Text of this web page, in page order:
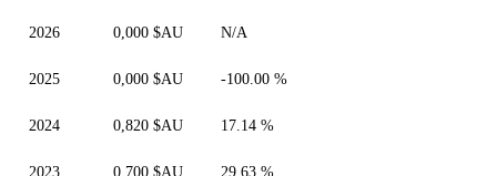
2026 0,000 $AU N/A
2025 0,000 $AU -100.00 %
2024 0,820 $AU 17.14 %
2023 0,700 $AU 29.63 %